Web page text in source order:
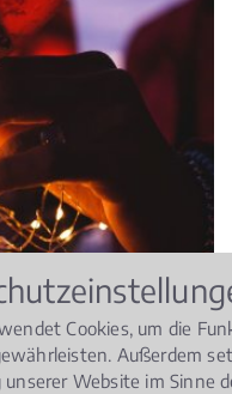
Cookies, um die
Außerdem
Website im Sinne